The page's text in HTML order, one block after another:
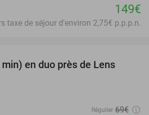
149€
taxe de séjour d'environ 2,75€ p.p.p.n.
en duo près de Lens
Régulier 69€